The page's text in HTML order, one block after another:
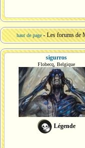
haut de page -Les forums de
sigurros
Flobecq, Belgique
Légende